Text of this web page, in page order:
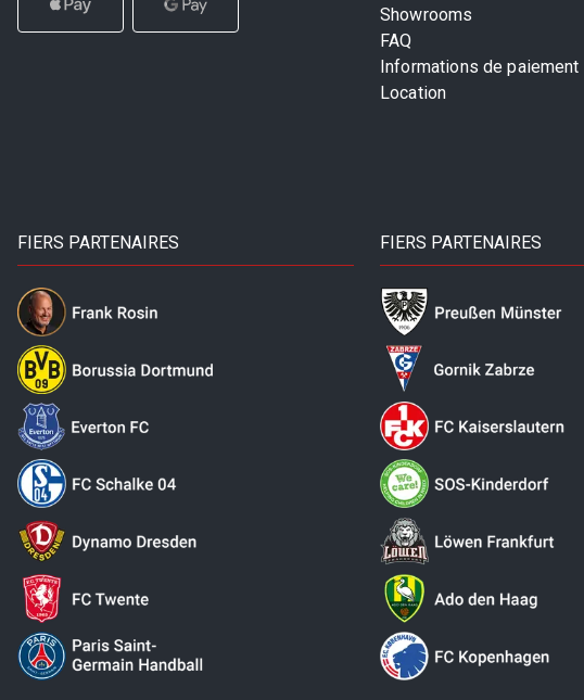
Showrooms
FAQ
Informations de paiement
Location
FIERS PARTENAIRES FIERS PARTENAIRES